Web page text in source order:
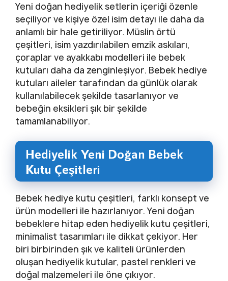
Yeni doğan hediyelik setlerin içeriği özenle
seçiliyor ve kişiye özel isim detayı ile daha da
anlamlı bir hale getiriliyor. Müslin örtü
çeşitleri, isim yazdırılabilen emzik askıları,
çoraplar ve ayakkabı modelleri ile bebek
kutuları daha da zenginleşiyor. Bebek hediye
kutuları aileler tarafından da günlük olarak
kullanılabilecek şekilde tasarlanıyor ve
bebeğin eksikleri şık bir şekilde
tamamlanabiliyor.
Hediyelik Yeni Doğan Bebek
Kutu Çeşitleri
Bebek hediye kutu çeşitleri, farklı konsept ve
ürün modelleri ile hazırlanıyor. Yeni doğan
bebeklere hitap eden hediyelik kutu çeşitleri,
minimalist tasarımları ile dikkat çekiyor. Her
biri birbirinden şık ve kaliteli ürünlerden
oluşan hediyelik kutular, pastel renkleri ve
doğal malzemeleri ile öne çıkıyor.